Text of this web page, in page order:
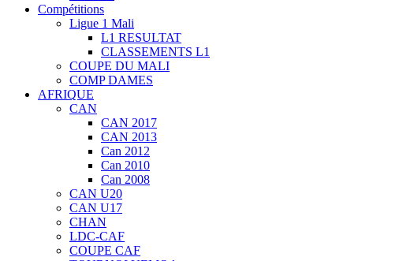
Compétitions
Ligue 1 Mali
L1 RESULTAT
CLASSEMENTS L1
COUPE DU MALI
COMP DAMES
AFRIQUE
CAN
CAN 2017
CAN 2013
Can 2012
Can 2010
Can 2008
CAN U20
CAN U17
CHAN
LDC-CAF
COUPE CAF